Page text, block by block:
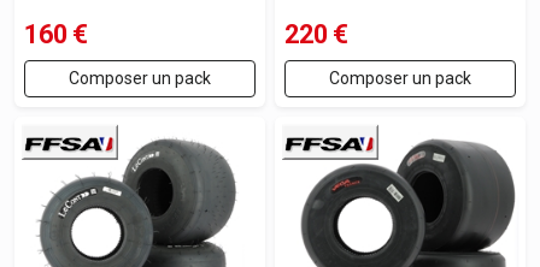
160 €
Composer un pack
220 €
Composer un pack